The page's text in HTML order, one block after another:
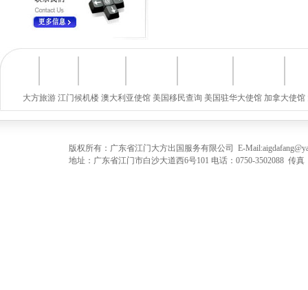
大方旅游 江门候机楼 澳大利亚使馆 美国移民查询 美国驻华大使馆 加拿大使馆
版权所有：广东省江门大方出国服务有限公司 E-Mail:
地址：广东省江门市白沙大道西6号101 电话：0750-3502088 传真